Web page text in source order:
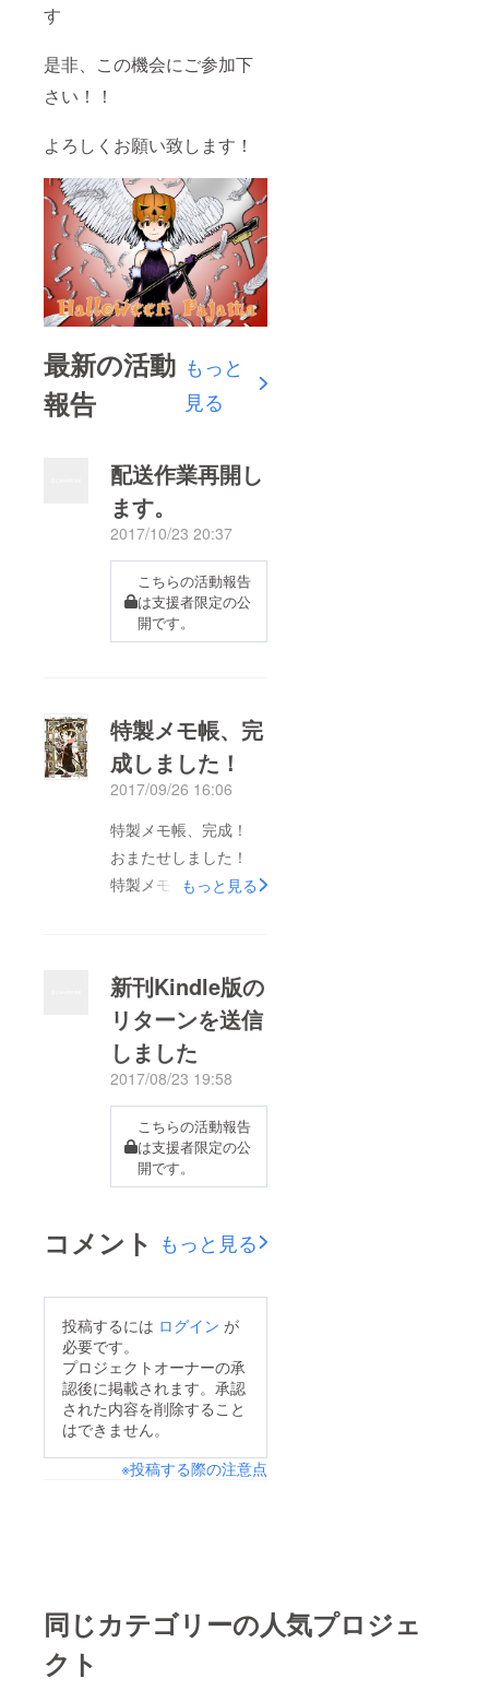
す
是非、この機会にご参加下
さい！！
よろしくお願い致します！
最新の活動
報告
もっと
見る
配送作業再開し
ます。
2017/10/23 20:37
こちらの活動報告
は支援者限定の公
開です。
特製メモ帳、完
成しました！
2017/09/26 16:06
特製メモ帳、完成！
おまたせしました！
特製メモ帳が印刷屋さ
しい（＾＾） 新刊や
既刊と共に、皆さんの
お手元にお届け致しま
す。 発送までしば
し、お待ち下さい！
もっと見る
新刊Kindle版の
リターンを送信
しました
2017/08/23 19:58
こちらの活動報告
は支援者限定の公
開です。
コメント もっと見る
投稿するには ログイン が
必要です。
プロジェクトオーナーの承
認後に掲載されます。承認
された内容を削除すること
はできません。
※投稿する際の注意点
同じカテゴリーの人気プロジェ
クト